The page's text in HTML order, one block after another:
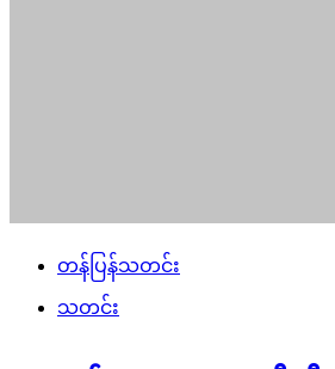
တန်ပြန်သတင်း
သတင်း